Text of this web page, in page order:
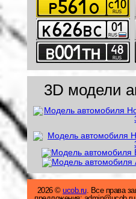
3D модели
2026 © ucob.ru. Все права